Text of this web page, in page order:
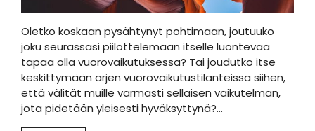
Oletko koskaan pysähtynyt pohtimaan, joutuuko
joku seurassasi piilottelemaan itselle luontevaa
tapaa olla vuorovaikutuksessa? Tai joudutko itse
keskittymään arjen vuorovaikutustilanteissa siihen,
että välität muille varmasti sellaisen vaikutelman,
jota pidetään yleisesti hyväksyttynä?…